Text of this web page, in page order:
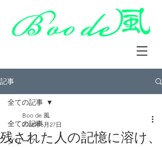
記事
全ての記事
グリーフ
全ての記事
残された人の記憶に溶け、
Boo de 風
2018年5月27日